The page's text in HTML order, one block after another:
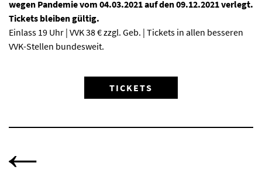
wegen Pandemie vom 04.03.2021 auf den 09.12.2021 verlegt.
Tickets bleiben gültig.
Einlass 19 Uhr | VVK 38 € zzgl. Geb. | Tickets in allen besseren
VVK-Stellen bundesweit.
TICKETS